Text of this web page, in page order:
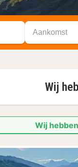
Aankomst
Wij
Wij